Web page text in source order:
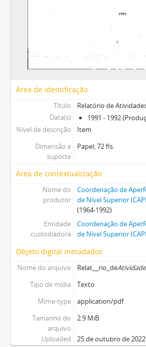
Área de identificação
Título
Relatório de
Data(s)
1991 - 1992
Nível de descrição
Item
Dimensão e
suporte
Papel; 72 fls.
Área de contextualização
Nome do
produtor
Coordenação de
de Nível Superior
(1964-1992)
Entidade
custodiadora
Coordenação de
de Nível Superior
Objeto digital metadados
Nome do arquivo Relat__rio_de
Tipo de mídia
Texto
Mime-type
application/pdf
Tamanho do
arquivo
2.9 MiB
Uploaded 25 de outubro de 2022